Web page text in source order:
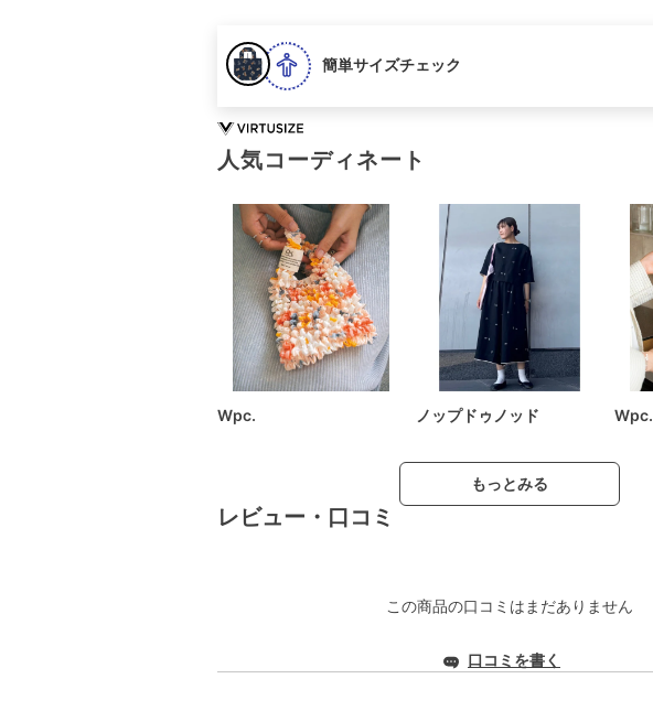
簡単サイズチェック
人気コーディネート
Wpc. ノップドゥノッド Wpc.
もっとみる
レビュー・口コミ
この商品の口コミはまだありません
口コミを書く